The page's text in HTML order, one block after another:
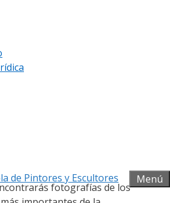
Menú
fotográfica
fotografías de los